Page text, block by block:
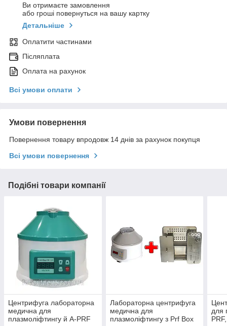
Ви отримаєте замовлення
або гроші повернуться на вашу картку
Детальніше
Оплатити частинами
Післяплата
Оплата на рахунок
Всі умови оплати
Умови повернення
Повернення товару впродовж 14 днів за рахунок покупця
Всі умови повернення
Подібні товари компанії
Центрифуга лабораторна
медична для
плазмоліфтингу й A-PRF
Лабораторна центрифуга
медична для
плазмоліфтингу з Prf Box
для